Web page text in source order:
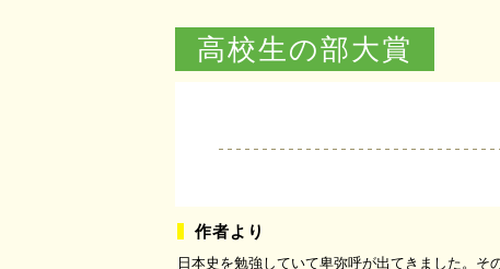
高校生の部大賞
日本史を勉強していて卑弥呼が出てきました。